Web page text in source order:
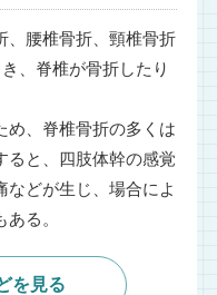
、腰椎骨折、頸椎骨折
、脊椎が骨折したり
め、脊椎骨折の多くは
ると、四肢体幹の感覚
などが生じ、場合によ
る。
を見る